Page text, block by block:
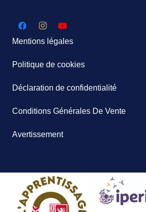
Mentions légales
Politique de cookies
Déclaration de confidentialité
Conditions Générales De Vente
Avertissement